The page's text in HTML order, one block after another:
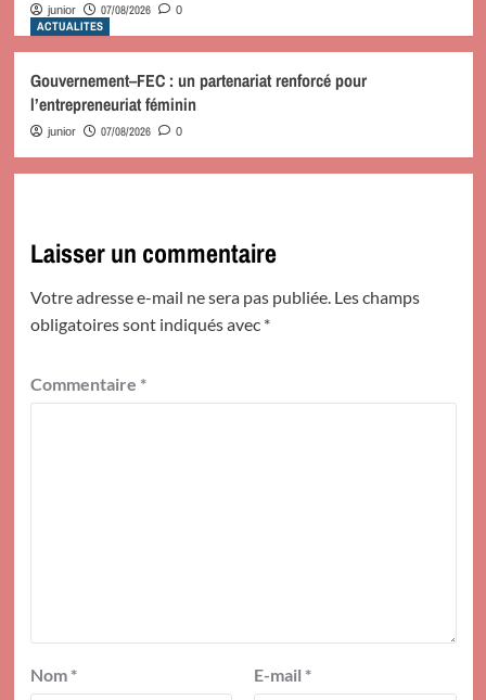
junior 07/08/2026 0
ACTUALITES
Gouvernement–FEC : un partenariat renforcé pour
l’entrepreneuriat féminin
junior 07/08/2026 0
Laisser un commentaire
Votre adresse e-mail ne sera pas publiée. Les champs
obligatoires sont indiqués avec *
Commentaire *
Nom * E-mail *